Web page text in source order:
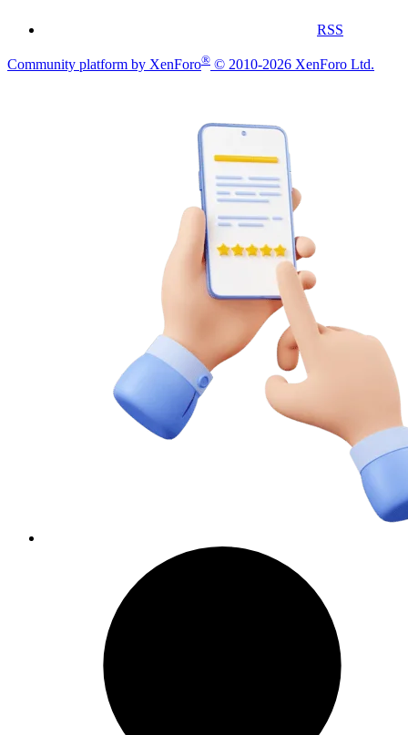
RSS
Community platform by XenForo® © 2010-2026 XenForo Ltd.